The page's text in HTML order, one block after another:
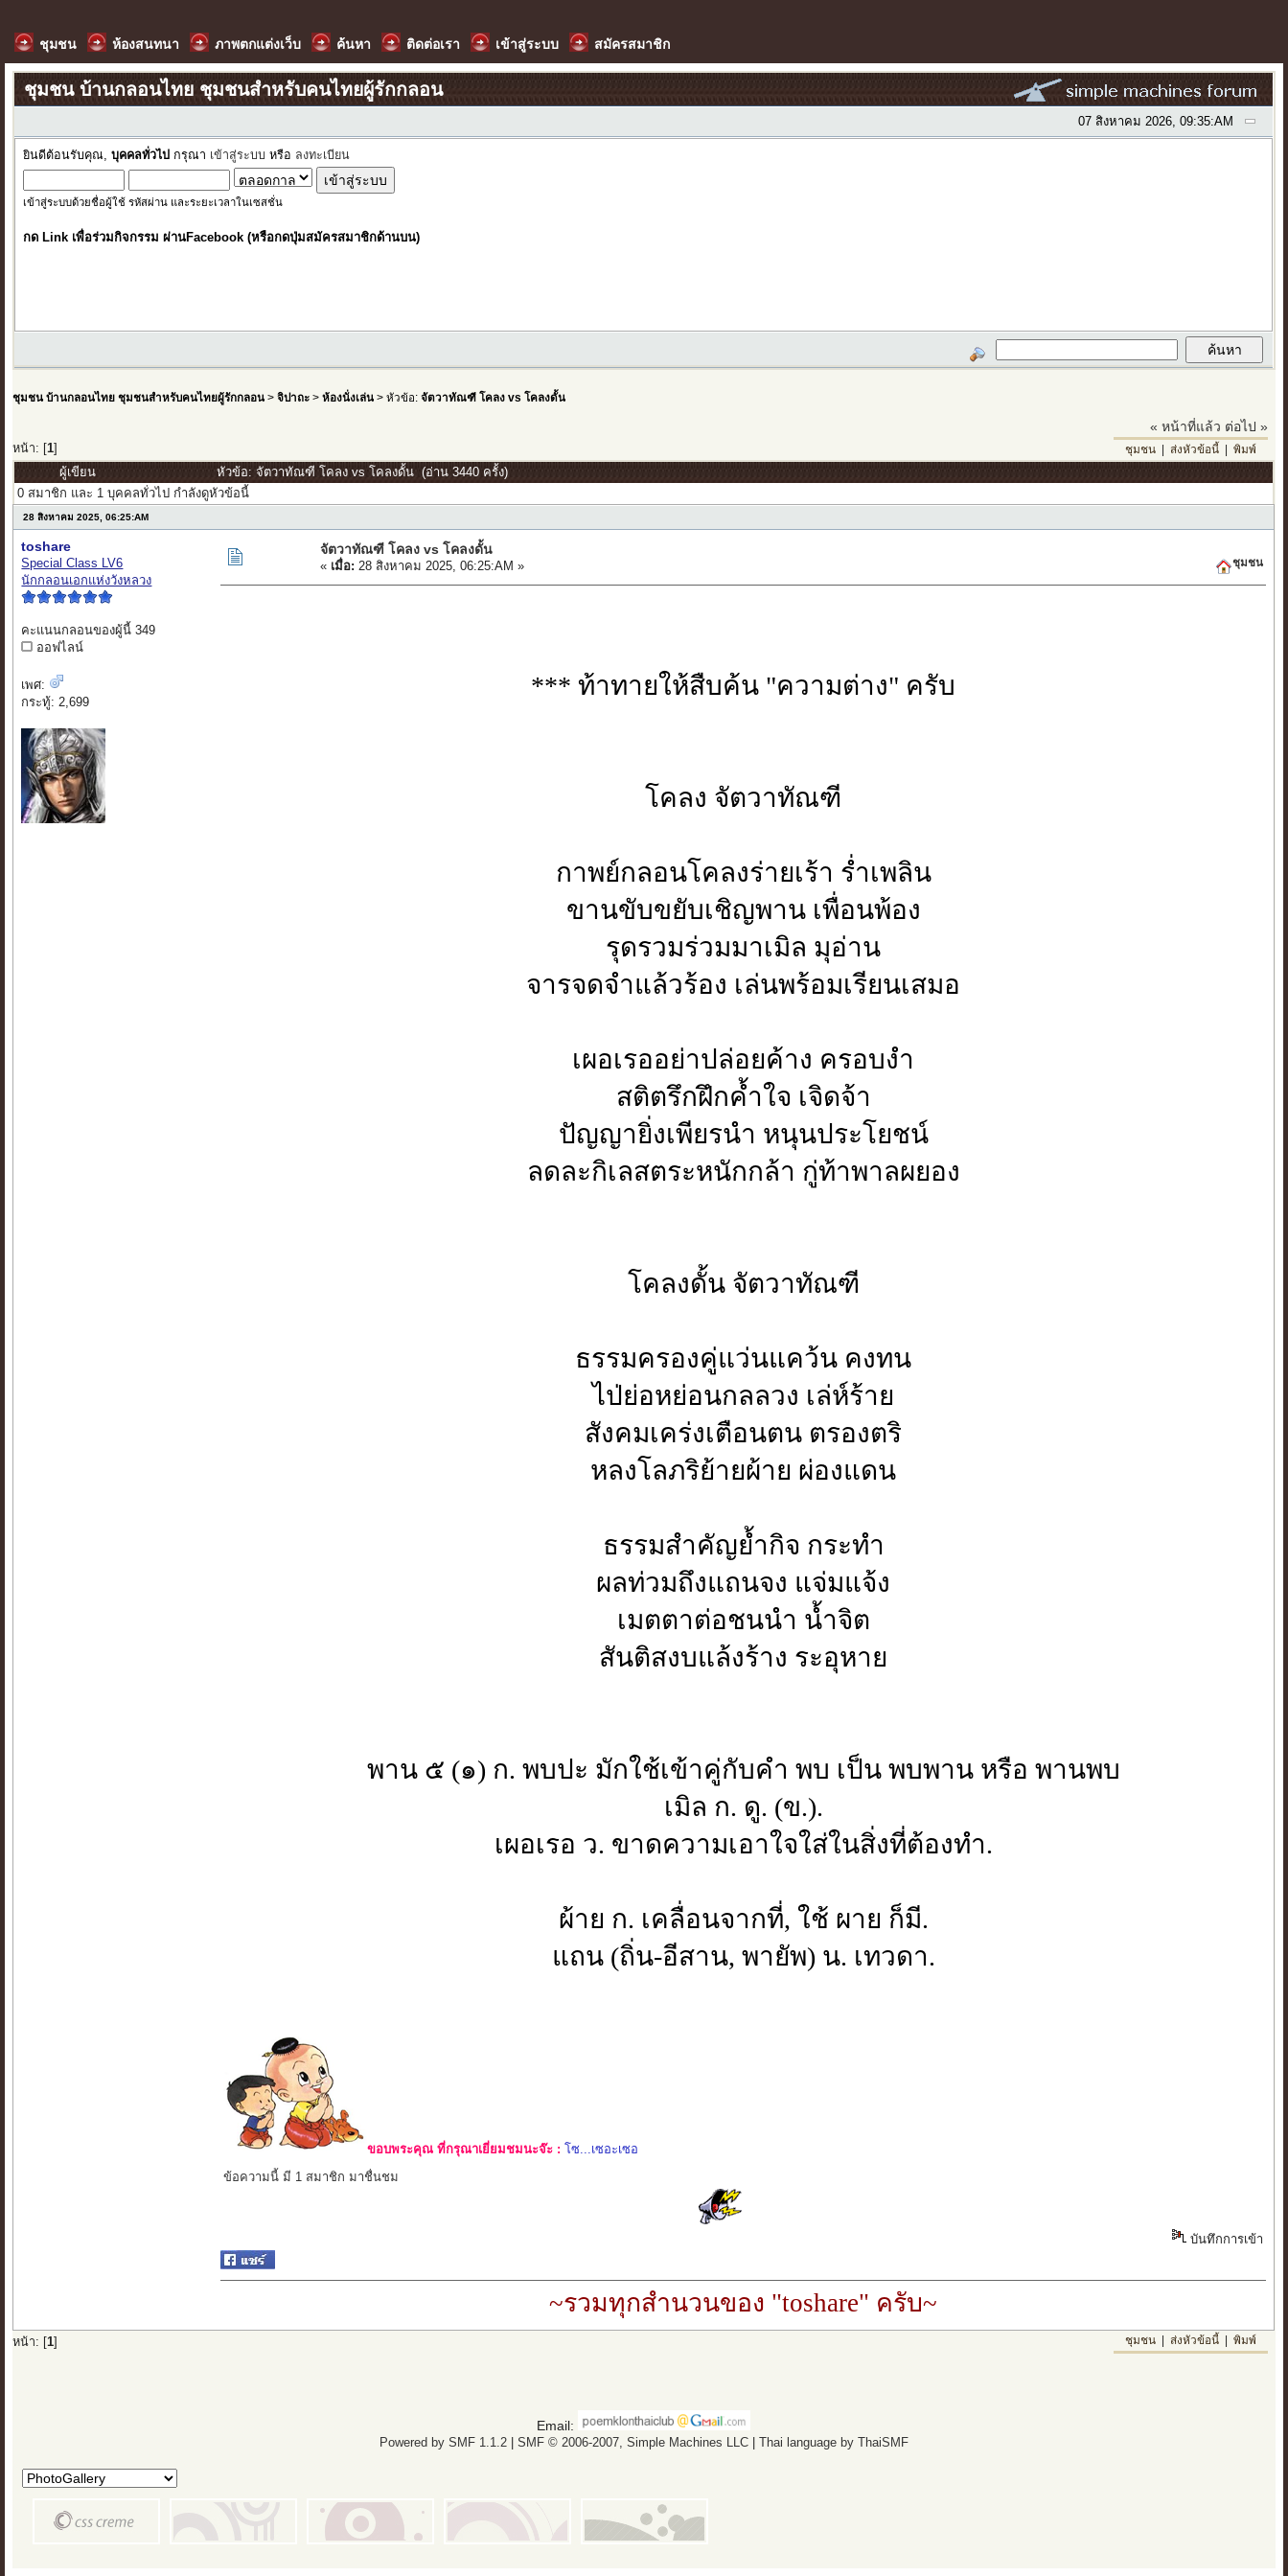
ชุมชน ห้องสนทนา ภาพตกแต่งเว็บ ค้นหา ติดต่อเรา เข้าสู่ระบบ สมัครสมาชิก
ชุมชน บ้านกลอนไทย ชุมชนสำหรับคนไทยผู้รักกลอน
07 สิงหาคม 2026, 09:35:AM
ยินดีต้อนรับคุณ,บุคคลทั่วไป กรุณา เข้าสู่ระบบ หรือ ลงทะเบียน
เข้าสู่ระบบด้วยชื่อผู้ใช้ รหัสผ่าน และระยะเวลาในเซสชั่น
กด Link เพื่อร่วมกิจกรรม ผ่านFacebook (หรือกดปุ่มสมัครสมาชิกด้านบน)
ชุมชน บ้านกลอนไทย ชุมชนสำหรับคนไทยผู้รักกลอน >จิปาถะ >ห้องนั่งเล่น > หัวข้อ:จัตวาทัณฑี โคลง vs โคลงดั้น
หน้า: [1
« หน้าที่แล้ว ต่อไป »
ชุมชน| ส่งหัวข้อนี้| พิมพ์
ผู้เขียน
หัวข้อ: จัตวาทัณฑี โคลง vs โคลงดั้น (อ่าน 3440 ครั้ง)
0 สมาชิก และ 1 บุคคลทั่วไป กำลังดูหัวข้อนี้
28 สิงหาคม 2025, 06:25:AM
toshare
Special Class LV6
นักกลอนเอกแห่งวังหลวง
คะแนนกลอนของผู้นี้ 349
ออฟไลน์
เพศ:
กระทู้: 2,699
จัตวาทัณฑี โคลง vs โคลงดั้น
« เมื่อ: 28 สิงหาคม 2025, 06:25:AM » ชุมชน
*** ท้าทายให้สืบค้น "ความต่าง" ครับ
โคลง จัตวาทัณฑี
กาพย์กลอนโคลงร่ายเร้า ร่ำเพลิน
ขานขับขยับเชิญพาน เพื่อนพ้อง
รุดรวมร่วมมาเมิล มุอ่าน
จารจดจำแล้วร้อง เล่นพร้อมเรียนเสมอ
เผอเรออย่าปล่อยค้าง ครอบงำ
สติตรึกฝึกค้ำใจ เจิดจ้า
ปัญญายิ่งเพียรนำ หนุนประโยชน์
ลดละกิเลสตระหนักกล้า กู่ท้าพาลผยอง
โคลงดั้น จัตวาทัณฑี
ธรรมครองคู่แว่นแคว้น คงทน
ไป่ย่อหย่อนกลลวง เล่ห์ร้าย
สังคมเคร่งเตือนตน ตรองตริ
หลงโลภริย้ายผ้าย ผ่องแดน
ธรรมสำคัญย้ำกิจ กระทำ
ผลท่วมถึงแถนจง แจ่มแจ้ง
เมตตาต่อชนนำ น้ำจิต
สันติสงบแล้งร้าง ระอุหาย
พาน ๕ (๑) ก. พบปะ มักใช้เข้าคู่กับคำ พบ เป็น พบพาน หรือ พานพบ
เมิล ก. ดู. (ข.).
เผอเรอ ว. ขาดความเอาใจใส่ในสิ่งที่ต้องทำ.
ผ้าย ก. เคลื่อนจากที่, ใช้ ผาย ก็มี.
แถน (ถิ่น-อีสาน, พายัพ) น. เทวดา.
ขอบพระคุณ ที่กรุณาเยี่ยมชมนะจ๊ะ : โซ...เซอะเซอ
ข้อความนี้ มี 1 สมาชิก มาชื่นชม
บันทึกการเข้า
~รวมทุกสำนวนของ "toshare" ครับ~
หน้า: [1 ชุมชน| ส่งหัวข้อนี้| พิมพ์
Email:
Powered by SMF 1.1.2| SMF © 2006-2007, Simple Machines LLC| Thai language by ThaiSMF